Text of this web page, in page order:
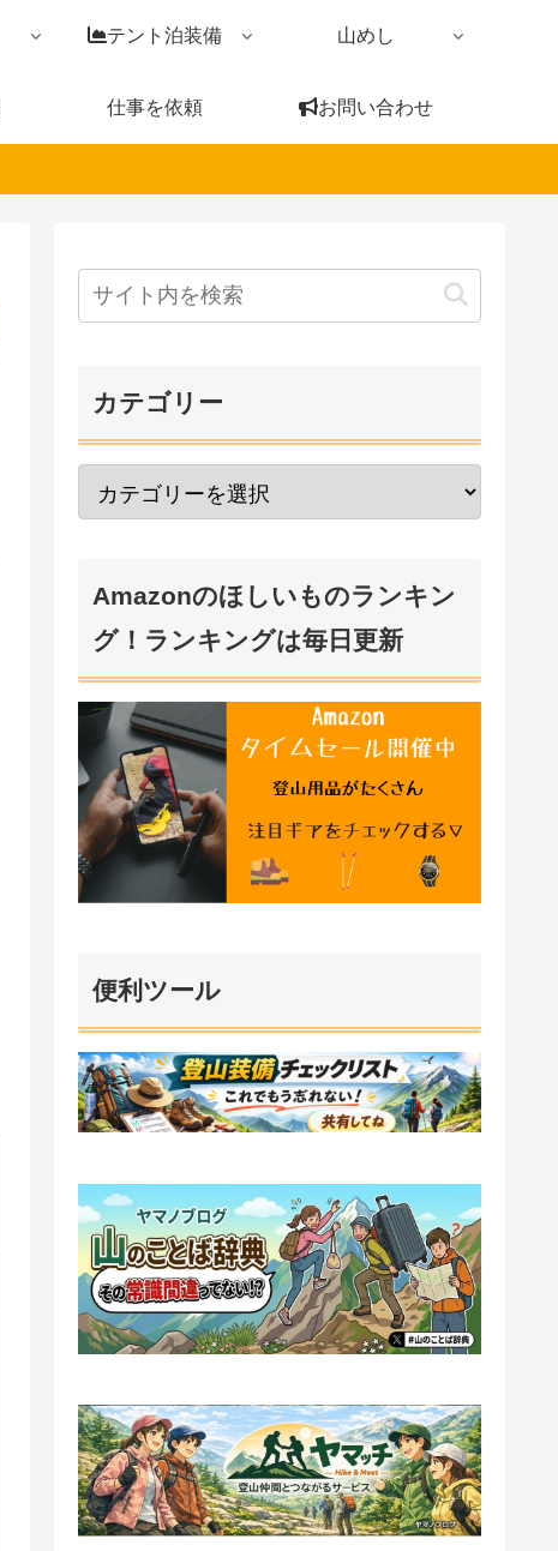
テント泊装備 山めし
仕事を依頼 お問い合わせ
カテゴリー
Amazonのほしいものランキン
グ！ランキングは毎日更新
便利ツール